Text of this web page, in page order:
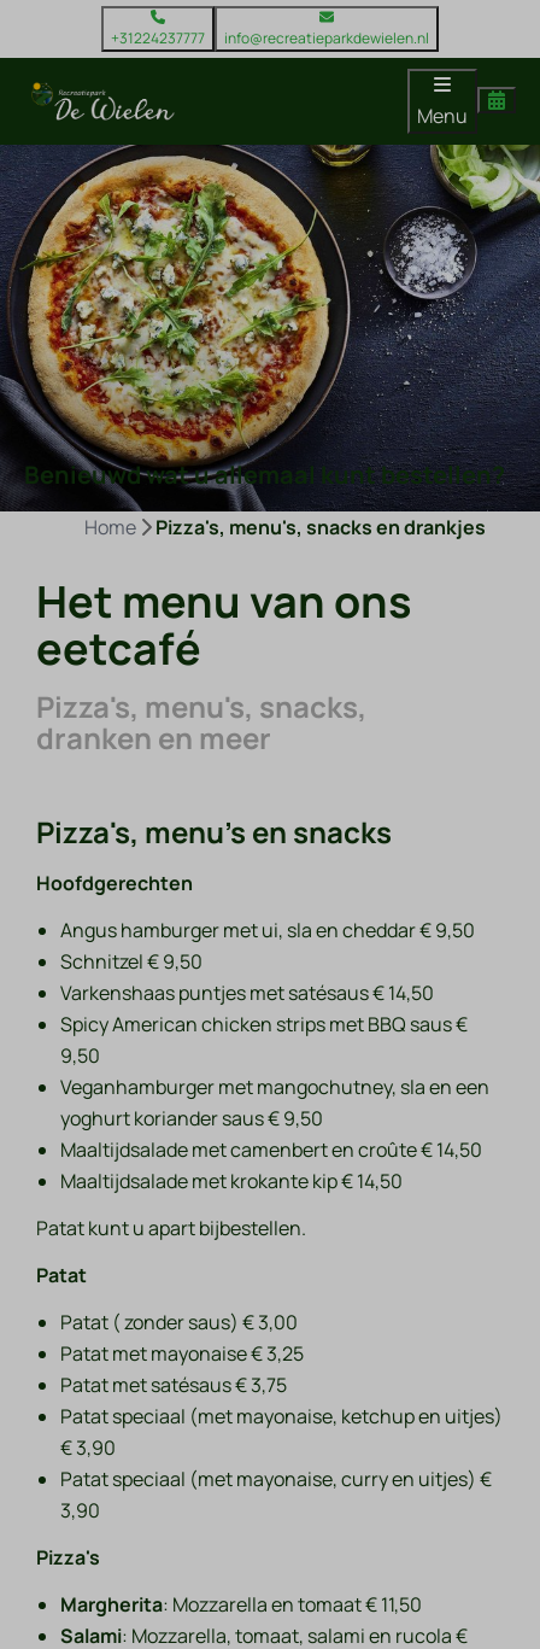
+31224237777 info@recreatieparkdewielen.nl
Menu
Benieuwd wat u allemaal kunt bestellen?
Home Pizza's, menu's, snacks en drankjes
Het menu van ons
eetcafé
Pizza's, menu's, snacks,
dranken en meer
Pizza's, menu's en snacks
Hoofdgerechten
Angus hamburger met ui, sla en cheddar € 9,50
Schnitzel € 9,50
Varkenshaas puntjes met satésaus € 14,50
Spicy American chicken strips met BBQ saus €
9,50
Veganhamburger met mangochutney, sla en een
yoghurt koriander saus € 9,50
Maaltijdsalade met camenbert en croûte € 14,50
Maaltijdsalade met krokante kip € 14,50
Patat kunt u apart bijbestellen.
Patat
Patat ( zonder saus) € 3,00
Patat met mayonaise € 3,25
Patat met satésaus € 3,75
Patat speciaal (met mayonaise, ketchup en uitjes)
€ 3,90
Patat speciaal (met mayonaise, curry en uitjes) €
3,90
Pizza's
Margherita: Mozzarella en tomaat € 11,50
Salami: Mozzarella, tomaat, salami en rucola €